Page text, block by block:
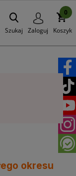
Szukaj Zaloguj Koszyk
0
okresu